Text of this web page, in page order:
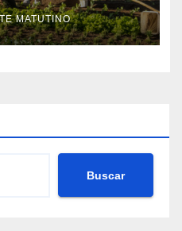
MATUTINO
Buscar